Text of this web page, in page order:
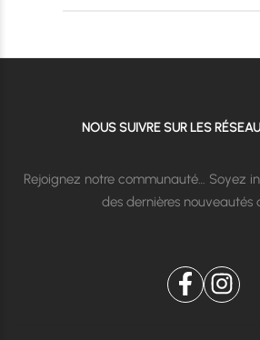
NOUS SUIVRE SUR LES
Rejoignez notre communauté… Soyez
des dernières nouveautés